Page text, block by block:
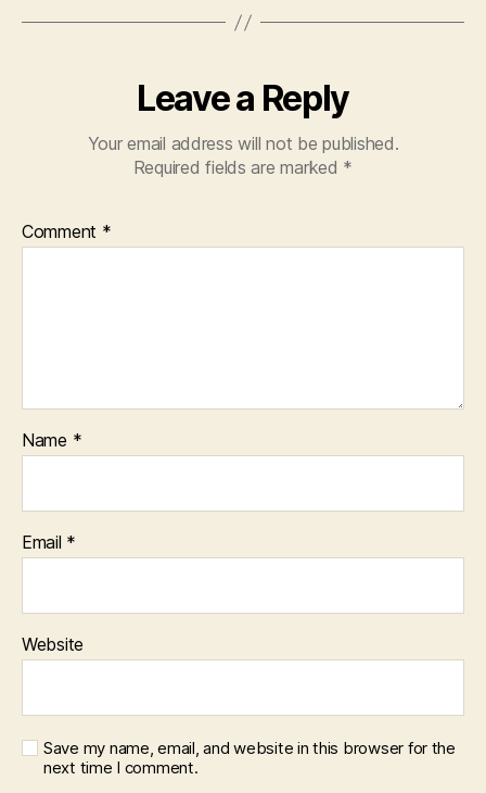
Leave a Reply
Your email address will not be published.
Required fields are marked *
Comment *
Name *
Email *
Website
Save my name, email, and website in this browser for the
next time I comment.